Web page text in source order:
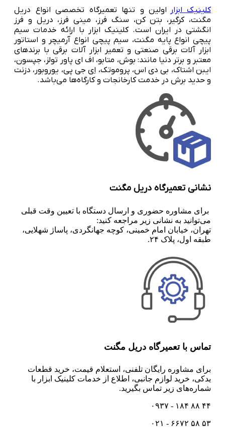
کلینیک ابزار اولین و تنها تعمیرگاه تخصصی انواع دریل
مگنت، کرگیر، بتن کن، سنگ فرز، مینی فرز، دریل و فرز
انگشتی در ایران است. کلینیک ابزار با ارائه خدمات سیم
پیچی انواع پایه مگنت، سیم پیچی انواع آرمیچر و استاتور
ابزار آلات برقی صنعتی و تعمیر ابزار آلات برقی با برندهای
معتبر و برتر دنیا مانند: بوش، متابو، اف ای پاور تولز، جپسون،
ایبن اشتاک، بی دی اس، پروموتک، اِی جی پی، یوروبور، دزنت
و حدید برش در خدمت کارخانجات و کارگاه‌ها می‌باشد.
نشانی تعمیرگاه دریل مگنت
برای مشاوره حضوری و ارسال دستگاه با تعیین وقت قبلی
می‌توانید به نشانی زیر مراجعه کنید:
تهران، خیابان امام خمینی، کوچه جهانگردی، پاساژ شهلایی،
طبقه اول، پلاک ۲۴.
تماس با تعمیرگاه دریل مگنت
برای مشاوره رایگان تلفنی،‌ استعلام قیمت،‌ خرید قطعات
یدکی، خرید لوازم جانبی، اطلاع از خدمات کلینیک ابزار با
شماره‌های زیر تماس بگیرید.
۴۴ ۸۸ ۱۸۴ - ۰۹۳۷
۵۳ ۵۸ ۶۶۷۲ - ۰۲۱